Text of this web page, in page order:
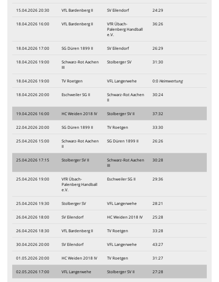
15.04.2026 20:30 VfL Bardenberg II SV Eilendorf 24:29
18.04.2026 16:00 VfL Bardenberg II
VfR Übach-
Palenberg Handball
e.V.
36:26
18.04.2026 17:00 SG Düren 1899 II SV Eilendorf 26:29
18.04.2026 19:00
Schwarz-Rot Aachen
III
Stolberger SV 31:30
18.04.2026 19:00 TV Roetgen VFL Langerwehe 0:0Heimwertung
18.04.2026 20:00 Eschweiler SG II
Schwarz-Rot Aachen
II
30:24
19.04.2026 16:00 HC Weiden 2018 IV Stolberger SV II 37:32
22.04.2026 20:00 SG Düren 1899 II TV Roetgen 33:30
25.04.2026 15:00
Schwarz-Rot Aachen
II
SG Düren 1899 II 26:26
25.04.2026 17:15 Stolberger SV II
Schwarz-Rot Aachen
III
30:28
25.04.2026 19:00
VfR Übach-
Palenberg Handball
e.V.
Eschweiler SG II 29:36
25.04.2026 19:30 Stolberger SV VFL Langerwehe 28:21
26.04.2026 18:00 SV Eilendorf HC Weiden 2018 IV 25:28
26.04.2026 18:30 VfL Bardenberg II TV Roetgen 33:28
30.04.2026 20:00 SV Eilendorf VFL Langerwehe 43:27
01.05.2026 20:00 HC Weiden 2018 IV TV Roetgen 31:27
02.05.2026 17:00 VFL Langerwehe Stolberger SV II 27:28